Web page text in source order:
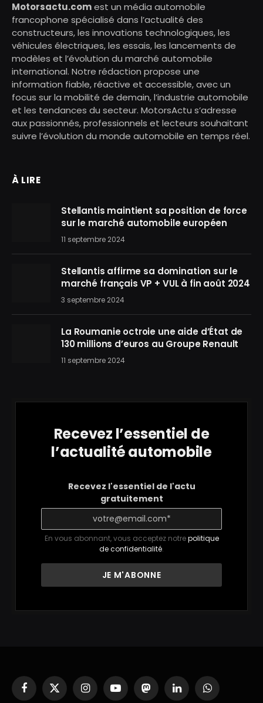
Motorsactu.comest un média automobile
francophone spécialisé dans l’actualité des
constructeurs, les innovations technologiques, les
véhicules électriques, les essais, les lancements de
modèles et l’évolution du marché automobile
international. Notre rédaction propose une
information fiable, réactive et accessible, avec un
focus sur la mobilité de demain, l’industrie automobile
et les tendances du secteur. MotorsActu s’adresse
aux passionnés, professionnels et lecteurs souhaitant
suivre l’évolution du monde automobile en temps réel.
À LIRE
Stellantis maintient sa position de force
sur le marché automobile européen
11 septembre 2024
Stellantis affirme sa domination sur le
marché français VP + VUL à fin août 2024
3 septembre 2024
La Roumanie octroie une aide d’État de
130 millions d’euros au Groupe Renault
11 septembre 2024
Recevez l’essentiel de
l’actualité automobile
Recevez l'essentiel de l'actu
gratuitement
En vous abonnant, vous acceptez notrepolitique
de confidentialité.
Facebook
X
InstagramYouTubeMastodonLinkedInWhatsApp